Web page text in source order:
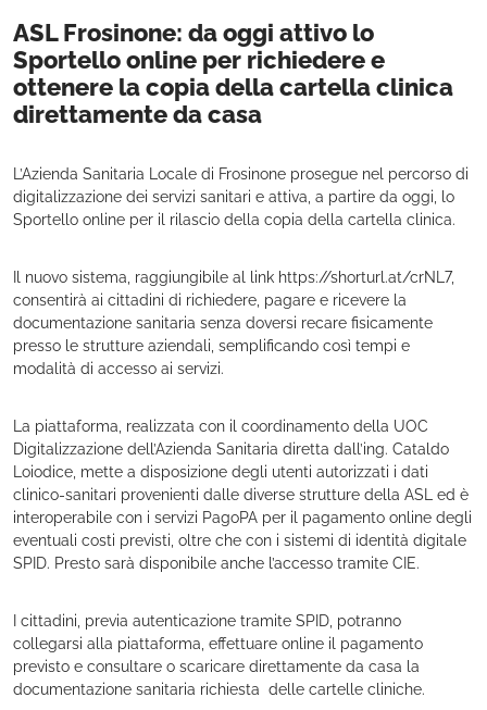
ASL Frosinone: da oggi attivo lo
Sportello online per richiedere e
ottenere la copia della cartella clinica
direttamente da casa
L’Azienda Sanitaria Locale di Frosinone prosegue nel percorso di
digitalizzazione dei servizi sanitari e attiva, a partire da oggi, lo
Sportello online per il rilascio della copia della cartella clinica.
Il nuovo sistema, raggiungibile al link https://shorturl.at/crNL7,
consentirà ai cittadini di richiedere, pagare e ricevere la
documentazione sanitaria senza doversi recare fisicamente
presso le strutture aziendali, semplificando così tempi e
modalità di accesso ai servizi.
La piattaforma, realizzata con il coordinamento della UOC
Digitalizzazione dell’Azienda Sanitaria diretta dall’ing. Cataldo
Loiodice, mette a disposizione degli utenti autorizzati i dati
clinico-sanitari provenienti dalle diverse strutture della ASL ed è
interoperabile con i servizi PagoPA per il pagamento online degli
eventuali costi previsti, oltre che con i sistemi di identità digitale
SPID. Presto sarà disponibile anche l’accesso tramite CIE.
I cittadini, previa autenticazione tramite SPID, potranno
collegarsi alla piattaforma, effettuare online il pagamento
previsto e consultare o scaricare direttamente da casa la
documentazione sanitaria richiesta delle cartelle cliniche.